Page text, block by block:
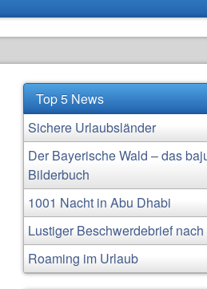
Top 5 News
Sichere Urlaubsländer
Der Bayerische Wald – das
Bilderbuch
1001 Nacht in Abu Dhabi
Lustiger Beschwerdebrief
Roaming im Urlaub